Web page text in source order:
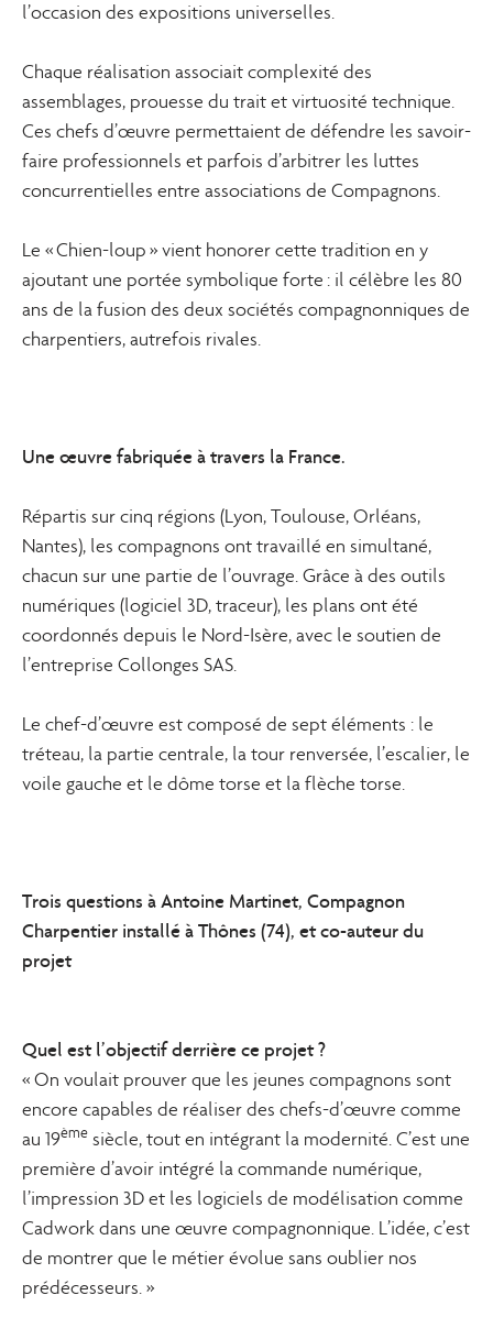
l’occasion des expositions universelles.
Chaque réalisation associait complexité des
assemblages, prouesse du trait et virtuosité technique.
Ces chefs d’œuvre permettaient de défendre les savoir-
faire professionnels et parfois d’arbitrer les luttes
concurrentielles entre associations de Compagnons.
Le « Chien-loup » vient honorer cette tradition en y
ajoutant une portée symbolique forte : il célèbre les 80
ans de la fusion des deux sociétés compagnonniques de
charpentiers, autrefois rivales.
Une œuvre fabriquée à travers la France.
Répartis sur cinq régions (Lyon, Toulouse, Orléans,
Nantes), les compagnons ont travaillé en simultané,
chacun sur une partie de l’ouvrage. Grâce à des outils
numériques (logiciel 3D, traceur), les plans ont été
coordonnés depuis le Nord-Isère, avec le soutien de
l’entreprise Collonges SAS.
Le chef-d’œuvre est composé de sept éléments : le
tréteau, la partie centrale, la tour renversée, l’escalier, le
voile gauche et le dôme torse et la flèche torse.
Trois questions à Antoine Martinet, Compagnon
Charpentier installé à Thônes (74), et co-auteur du
projet
Quel est l’objectif derrière ce projet ?
« On voulait prouver que les jeunes compagnons sont
encore capables de réaliser des chefs-d’œuvre comme
au 19ème siècle, tout en intégrant la modernité. C’est une
première d’avoir intégré la commande numérique,
l’impression 3D et les logiciels de modélisation comme
Cadwork dans une œuvre compagnonnique. L’idée, c’est
de montrer que le métier évolue sans oublier nos
prédécesseurs. »